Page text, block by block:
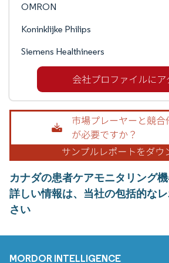
OMRON
Koninklijke Philips
Siemens Healthineers
カナダの患者ケアモニタリング
詳しい情報は、当社の包括的な
さい
MORDOR INTELLIGENCE